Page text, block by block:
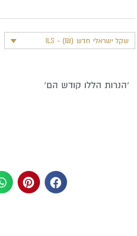
שקל ישראלי חדש (₪) - ILS
'הנרות הללו קודש הם'